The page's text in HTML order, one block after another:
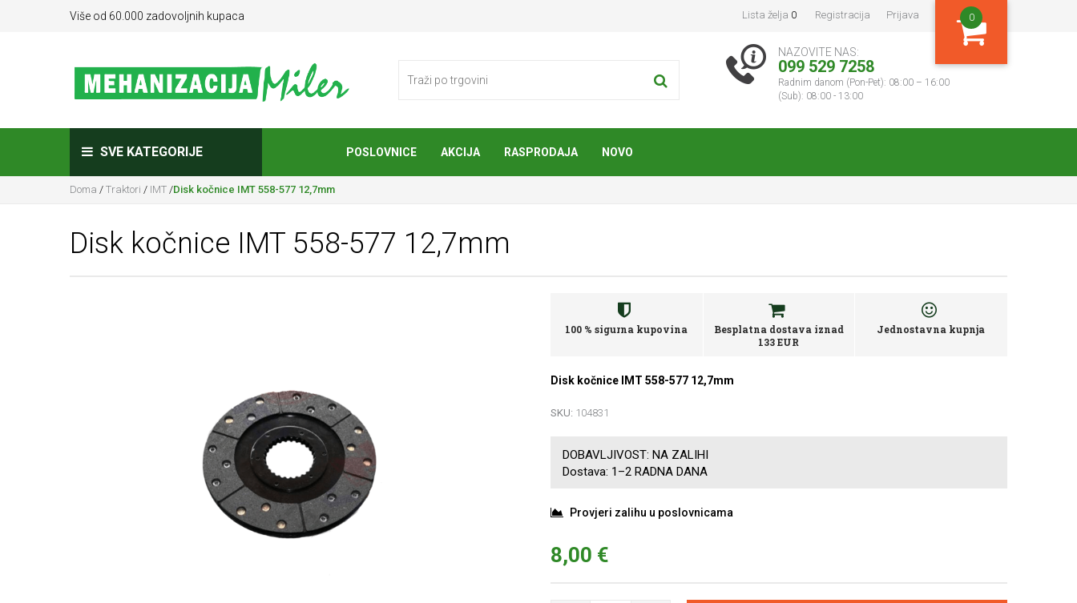
Više od 60.000 zadovoljnih kupaca Lista želja 0 Registracija Prijava 0
NAZOVITE NAS:
099 529 7258
Radnim danom (Pon-Pet): 08:00 – 16:00
(Sub): 08:00 - 13:00
SVE KATEGORIJE POSLOVNICE AKCIJA RASPRODAJA NOVO
Doma / Traktori / IMT /Disk kočnice IMT 558-577 12,7mm
Disk kočnice IMT 558-577 12,7mm
100 % sigurna kupovina
Besplatna dostava iznad
133 EUR
Jednostavna kupnja
Disk kočnice IMT 558-577 12,7mm
SKU: 104831
DOBAVLJIVOST: NA ZALIHI
Dostava: 1–2 RADNA DANA
Provjeri zalihu u poslovnicama
8,00 €